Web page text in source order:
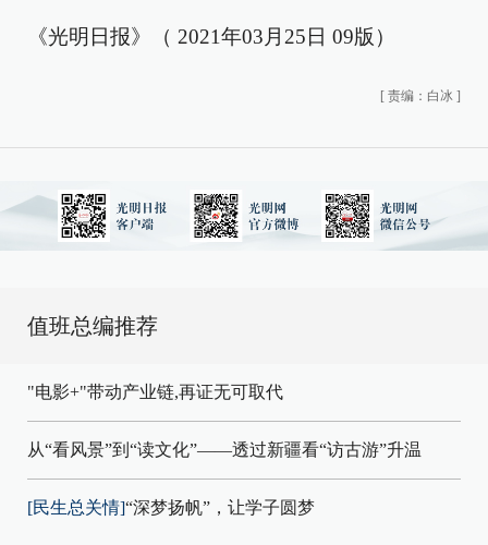
《光明日报》（ 2021年03月25日 09版）
[ 责编：白冰 ]
值班总编推荐
"电影+"带动产业链,再证无可取代
从“看风景”到“读文化”——透过新疆看“访古游”升温
[民生总关情]“深梦扬帆”，让学子圆梦